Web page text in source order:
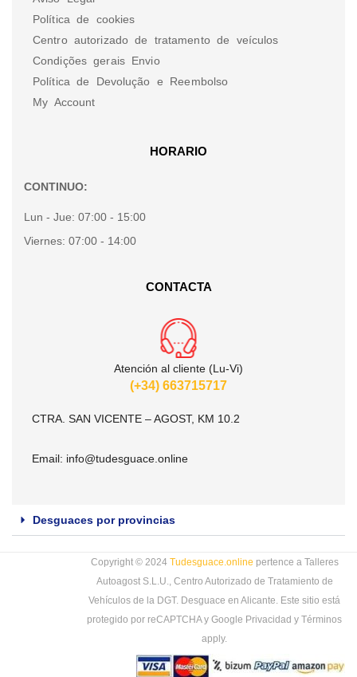
Política de cookies
Centro autorizado de tratamento de veículos
Condições gerais Envio
Política de Devolução e Reembolso
My Account
HORARIO
CONTINUO:
Lun - Jue: 07:00 - 15:00
Viernes: 07:00 - 14:00
CONTACTA
Atención al cliente (Lu-Vi)
(+34) 663715717
CTRA. SAN VICENTE – AGOST, KM 10.2
Email: info@tudesguace.online
Desguaces por provincias
Copyright © 2024 Tudesguace.online pertence a Talleres
Autoagost S.L.U., Centro Autorizado de Tratamiento de
Vehículos de la DGT. Desguace en Alicante. Este sitio está
protegido por reCAPTCHA y Google Privacidad y Términos
apply.